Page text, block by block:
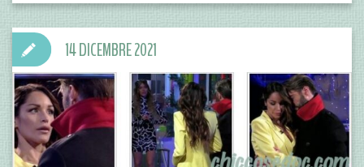
14 DICEMBRE 2021